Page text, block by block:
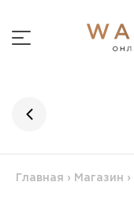
Главная › Магазин ›